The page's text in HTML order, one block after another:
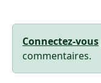
Connectez-vous
commentaires.